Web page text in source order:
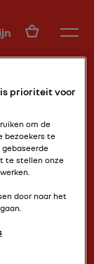
NL
is prioriteit voor
om de
bezoekers te
te stellen onze
door naar het